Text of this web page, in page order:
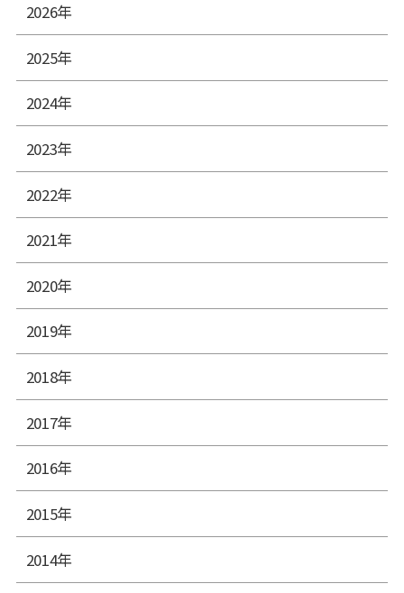
2026年
2025年
2024年
2023年
2022年
2021年
2020年
2019年
2018年
2017年
2016年
2015年
2014年